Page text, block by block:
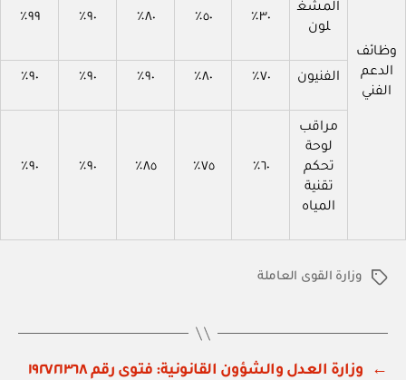
وظائف
الدعم
الفني
المشغ
لون
٣٠٪ ٥٠٪ ٨٠٪ ٩٠٪ ٩٩٪
الفنيون ٧٠٪ ٨٠٪ ٩٠٪ ٩٠٪ ٩٠٪
مراقب
لوحة
تحكم
تقنية
المياه
٦٠٪ ٧٥٪ ٨٥٪ ٩٠٪ ٩٠٪
الوسوموزارة القوى العاملة
←
وزارة العدل والشؤون القانونية: فتوى رقم ١٩٢٧٢١٣٦٨